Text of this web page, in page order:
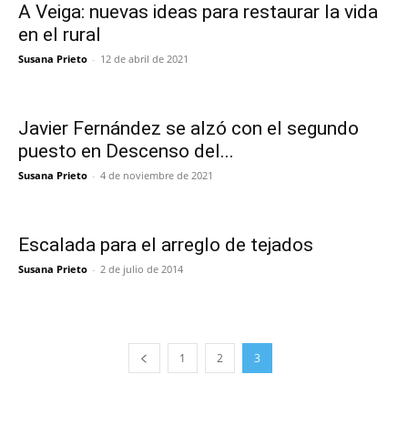
A Veiga: nuevas ideas para restaurar la vida
en el rural
Susana Prieto - 12 de abril de 2021
Javier Fernández se alzó con el segundo
puesto en Descenso del...
Susana Prieto - 4 de noviembre de 2021
Escalada para el arreglo de tejados
Susana Prieto - 2 de julio de 2014
1 2 3